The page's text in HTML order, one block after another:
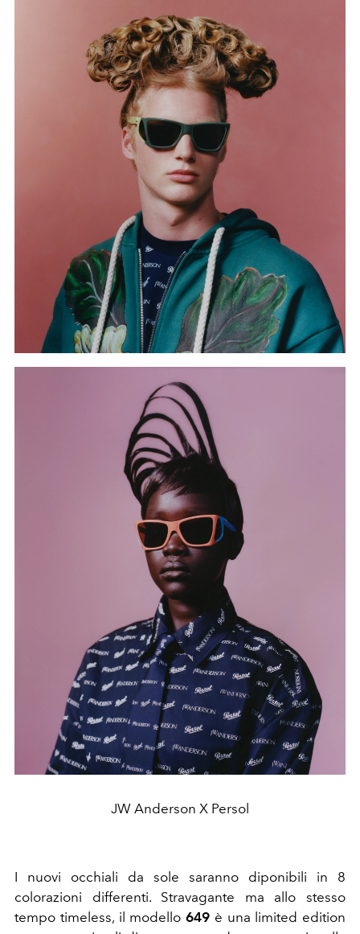
JW Anderson X Persol
I nuovi occhiali da sole saranno diponibili in 8
colorazioni differenti. Stravagante ma allo stesso
tempo timeless, il modello 649 è una limited edition